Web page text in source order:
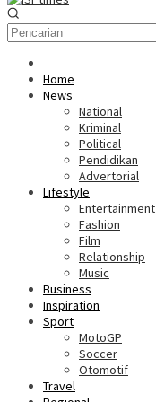
Home
News
National
Kriminal
Political
Pendidikan
Advertorial
Lifestyle
Entertainment
Fashion
Film
Relationship
Music
Business
Inspiration
Sport
MotoGP
Soccer
Otomotif
Travel